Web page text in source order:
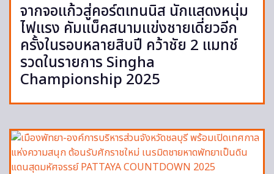
จากจอแก้วสู่คอร์ตเทนนิส นักแสดงหนุ่ม
ไฟแรง คัมแบ็คสนามแข่งชายเดี่ยวอีก
ครั้งในรอบหลายสิบปี คว้าชัย 2 แมทช์
รวดในรายการ Singha
Championship 2025